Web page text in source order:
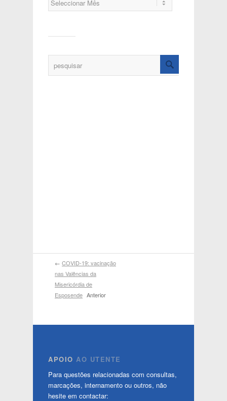
← COVID-19: vacinação
nas Valências da
Misericórdia de
Esposende Anterior
APOIO AO UTENTE
Para questões relacionadas com consultas,
marcações, internamento ou outros, não
hesite em contactar: